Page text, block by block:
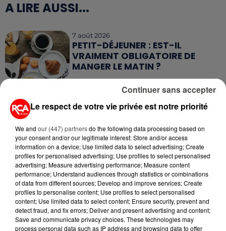
A LIRE AUSSI...
7 août 2026
PETIT-DÉJEUNER : EST-IL
VRAIMENT OBLIGATOIRE DE
MANGER LE MATIN ?
ROUTES : LE GRAND OUEST SE
6 août 2026
MÉGOTS ET FEUX DE FORÊT : LES
INDUSTRIELS DU TABAC BIENTÔT
TAXÉS...
6 août 2026
CANICULE : POURQUOI LES
BOUTEILLES D'EAU
DISPARAISSENT DES RAYONS...
Le respect de votre vie privée est notre priorité
We and our (447) partnersdo the following data processing based on
your consent and/or our legitimate interest: Store and/or access
information on a device; Use limited data to select advertising; Create
profiles for personalised advertising; Use profiles to select personalised
advertising; Measure advertising performance; Measure content
performance; Understand audiences through statistics or combinations
of data from different sources; Develop and improve services; Create
profiles to personalise content; Use profiles to select personalised
content; Use limited data to select content; Ensure security, prevent and
detect fraud, and fix errors; Deliver and present advertising and content;
Save and communicate privacy choices. These technologies may
process personal data such as IP address and browsing data to offer
Continuer sans accepter